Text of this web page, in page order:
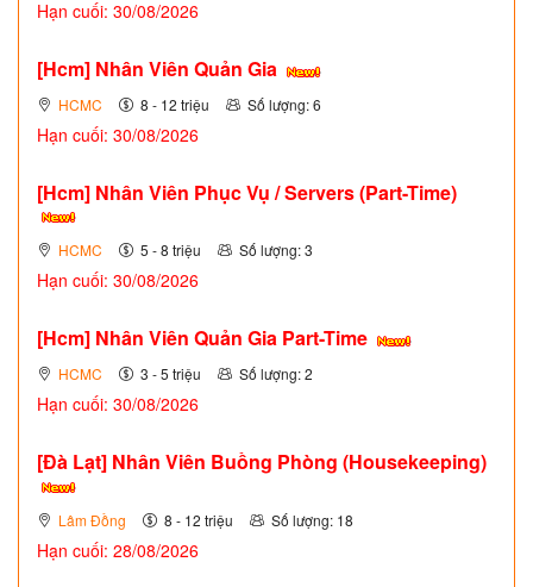
Hạn cuối: 30/08/2026
[Hcm] Nhân Viên Quản Gia
HCMC 8 - 12 triệu Số lượng: 6
Hạn cuối: 30/08/2026
[Hcm] Nhân Viên Phục Vụ / Servers (Part-Time)
HCMC 5 - 8 triệu Số lượng: 3
Hạn cuối: 30/08/2026
[Hcm] Nhân Viên Quản Gia Part-Time
HCMC 3 - 5 triệu Số lượng: 2
Hạn cuối: 30/08/2026
[Đà Lạt] Nhân Viên Buồng Phòng (Housekeeping)
Lâm Đồng 8 - 12 triệu Số lượng: 18
Hạn cuối: 28/08/2026